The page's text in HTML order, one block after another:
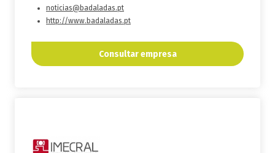
noticias@badaladas.pt
http://www.badaladas.pt
Consultar empresa